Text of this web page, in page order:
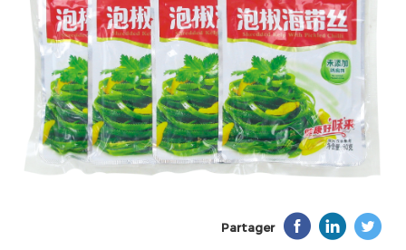
Partager